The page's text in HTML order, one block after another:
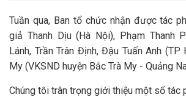
Tuần qua, Ban tổ chức nhận được tác
giả Thanh Dịu (Hà Nội), Phạm Thanh
Lánh, Trần Trân Định, Đậu Tuấn Anh (TP
My (VKSND huyện Bắc Trà My - Quảng
Chúng tôi trân trọng giới thiệu một số tác